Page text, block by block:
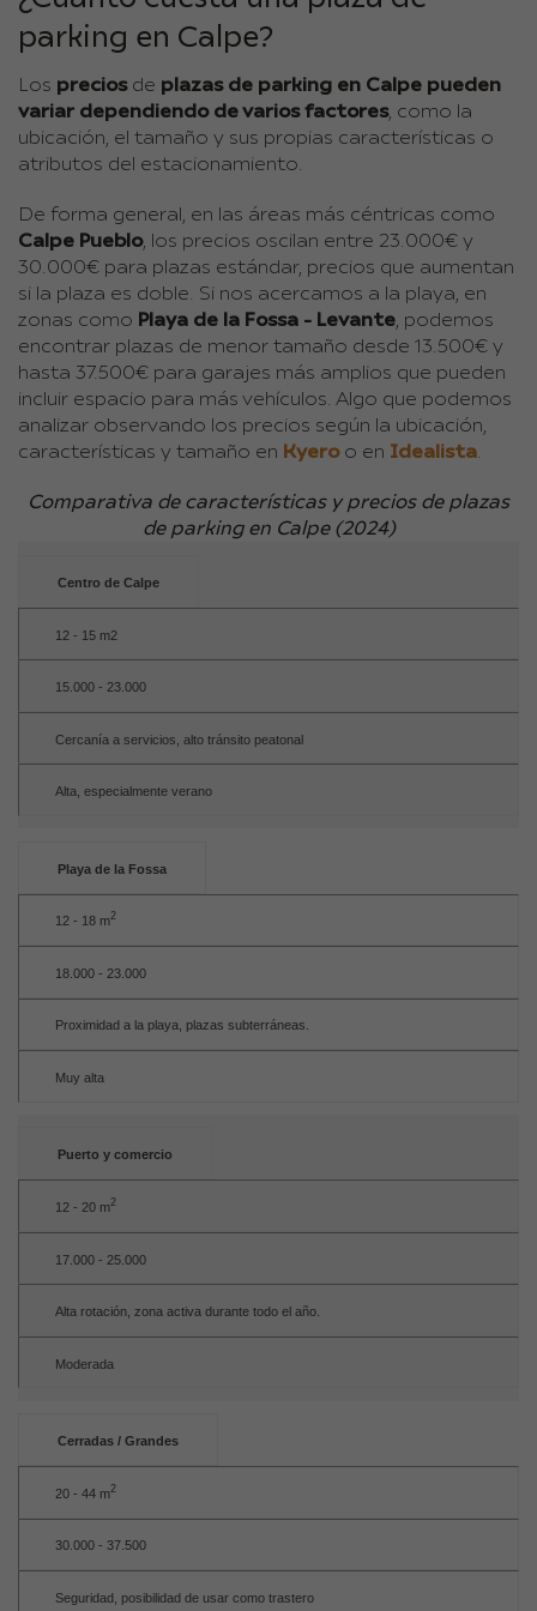
parking en Calpe?
Los preciosde plazas de parking en Calpe pueden
variar dependiendo de varios factores, como la
ubicación, el tamaño y sus propias características o
atributos del estacionamiento.
De forma general, en las áreas más céntricas como
Calpe Pueblo, los precios oscilan entre 23.000€ y
30.000€ para plazas estándar, precios que aumentan
si la plaza es doble. Si nos acercamos a la playa, en
zonas como Playa de la Fossa - Levante, podemos
encontrar plazas de menor tamaño desde 13.500€ y
hasta 37.500€ para garajes más amplios que pueden
incluir espacio para más vehículos. Algo que podemos
analizar observando los precios según la ubicación,
características y tamaño en Kyeroo en Idealista.
Comparativa de características y precios de plazas
de parking en Calpe (2024)
Centro de Calpe
12 - 15 m2
15.000 - 23.000
Cercanía a servicios, alto tránsito peatonal
Alta, especialmente verano
Playa de la Fossa
12 - 18 m2
18.000 - 23.000
Proximidad a la playa, plazas subterráneas.
Muy alta
Puerto y comercio
12 - 20 m2
17.000 - 25.000
Alta rotación, zona activa durante todo el año.
Moderada
Cerradas / Grandes
20 - 44 m2
30.000 - 37.500
Seguridad, posibilidad de usar como trastero